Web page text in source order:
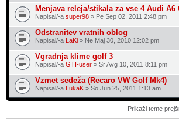
Menjava releja/stikala za vse 4 Audi A6
Napisal/-a super98 » Pe Sep 02, 2011 2:48 pm
Odstranitev vratnih oblog
Napisal/-a LaKi » Ne Maj 30, 2010 12:02 pm
Vgradnja klime golf 3
Napisal/-a GTI-user » Sr Avg 10, 2011 8:11 pm
Vzmet sedeža (Recaro VW Golf Mk4)
Napisal/-a LukaK » So Jun 25, 2011 1:13 am
Prikaži teme